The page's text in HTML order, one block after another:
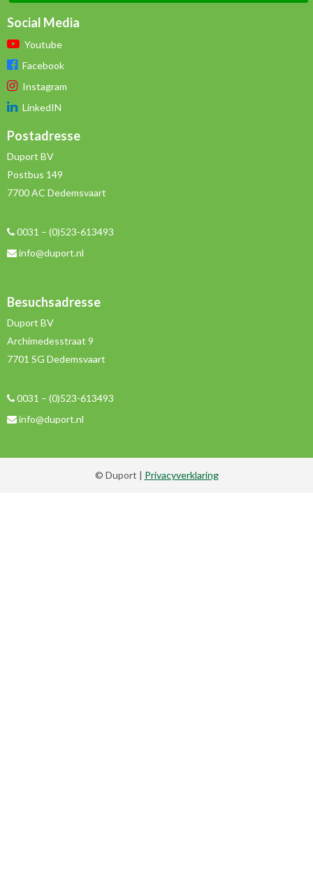
Social Media
Youtube
Facebook
Instagram
LinkedIN
Postadresse
Duport BV
Postbus 149
7700 AC Dedemsvaart
0031 – (0)523-613493
info@duport.nl
Besuchsadresse
Duport BV
Archimedesstraat 9
7701 SG Dedemsvaart
0031 – (0)523-613493
info@duport.nl
© Duport | Privacyverklaring